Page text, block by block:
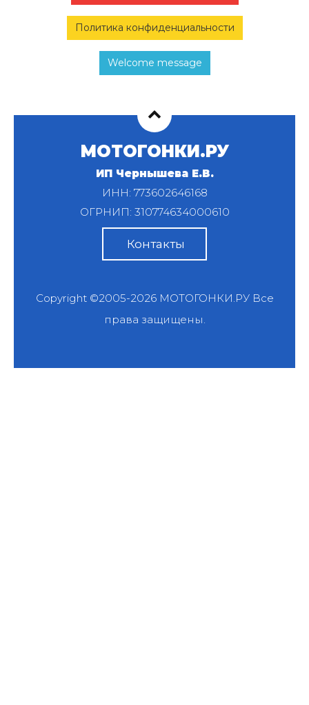
Политика конфиденциальности
Welcome message
МОТОГОНКИ.РУ
ИП Чернышева Е.В.
ИНН: 773602646168
ОГРНИП: 310774634000610
Контакты
Copyright ©2005-2026 МОТОГОНКИ.РУВсе
права защищены.